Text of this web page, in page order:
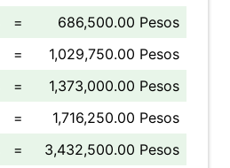
=
686,500.00 Pesos
=
1,029,750.00 Pesos
=
1,373,000.00 Pesos
=
1,716,250.00 Pesos
=
3,432,500.00 Pesos